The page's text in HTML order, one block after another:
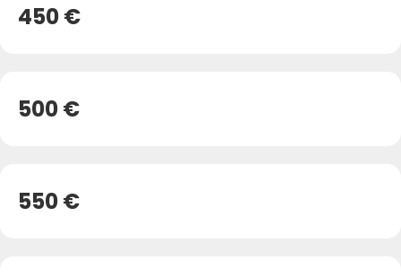
450 €
500 €
550 €